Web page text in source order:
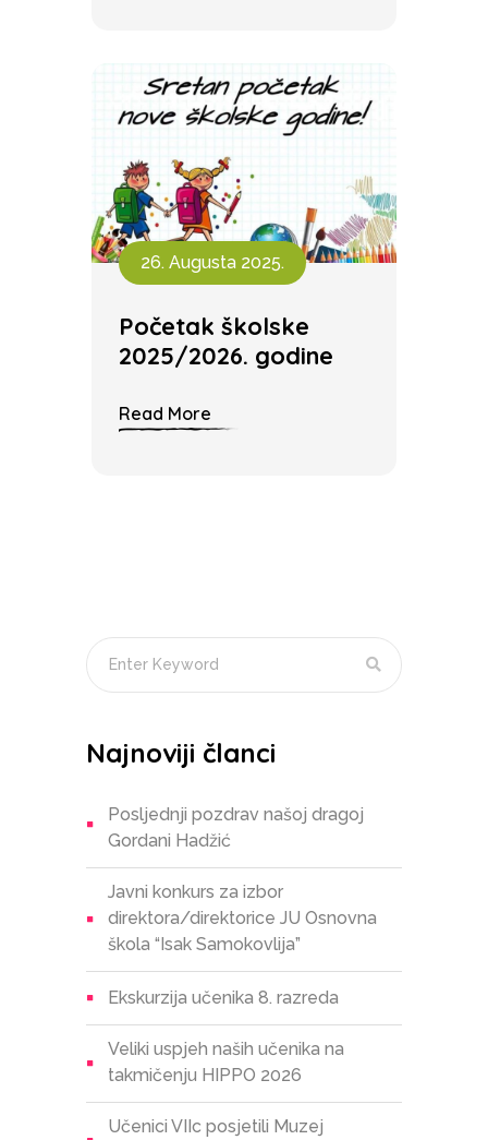
Najnoviji članci
Posljednji pozdrav našoj dragoj
Gordani Hadžić
Javni konkurs za izbor
direktora/direktorice JU Osnovna
škola “Isak Samokovlija”
Ekskurzija učenika 8. razreda
Veliki uspjeh naših učenika na
takmičenju HIPPO 2026
Učenici VIIc posjetili Muzej
26. Augusta 2025.
Početak školske
2025/2026. godine
Read More